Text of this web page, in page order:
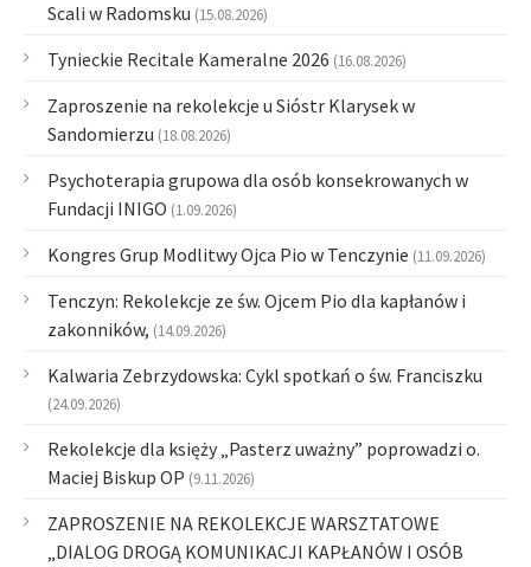
Scali w Radomsku (15.08.2026)
Tynieckie Recitale Kameralne 2026 (16.08.2026)
Zaproszenie na rekolekcje u Sióstr Klarysek w
Sandomierzu (18.08.2026)
Psychoterapia grupowa dla osób konsekrowanych w
Fundacji INIGO (1.09.2026)
Kongres Grup Modlitwy Ojca Pio w Tenczynie (11.09.2026)
Tenczyn: Rekolekcje ze św. Ojcem Pio dla kapłanów i
zakonników, (14.09.2026)
Kalwaria Zebrzydowska: Cykl spotkań o św. Franciszku
(24.09.2026)
Rekolekcje dla księży „Pasterz uważny” poprowadzi o.
Maciej Biskup OP (9.11.2026)
ZAPROSZENIE NA REKOLEKCJE WARSZTATOWE
„DIALOG DROGĄ KOMUNIKACJI KAPŁANÓW I OSÓB